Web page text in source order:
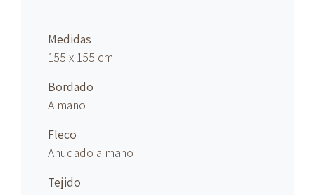
Medidas
155 x 155 cm
Bordado
A mano
Fleco
Anudado a mano
Tejido